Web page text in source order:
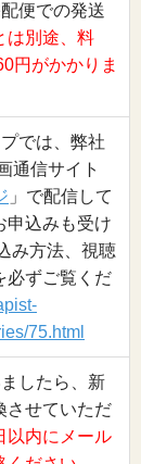
便での発送
は別途、料
円がかかりま
では、弊社
通信サイト
」で配信して
申込みも受け
み方法、視聴
必ずご覧くだ
75.html
したら、新
させていただ
以内にメール